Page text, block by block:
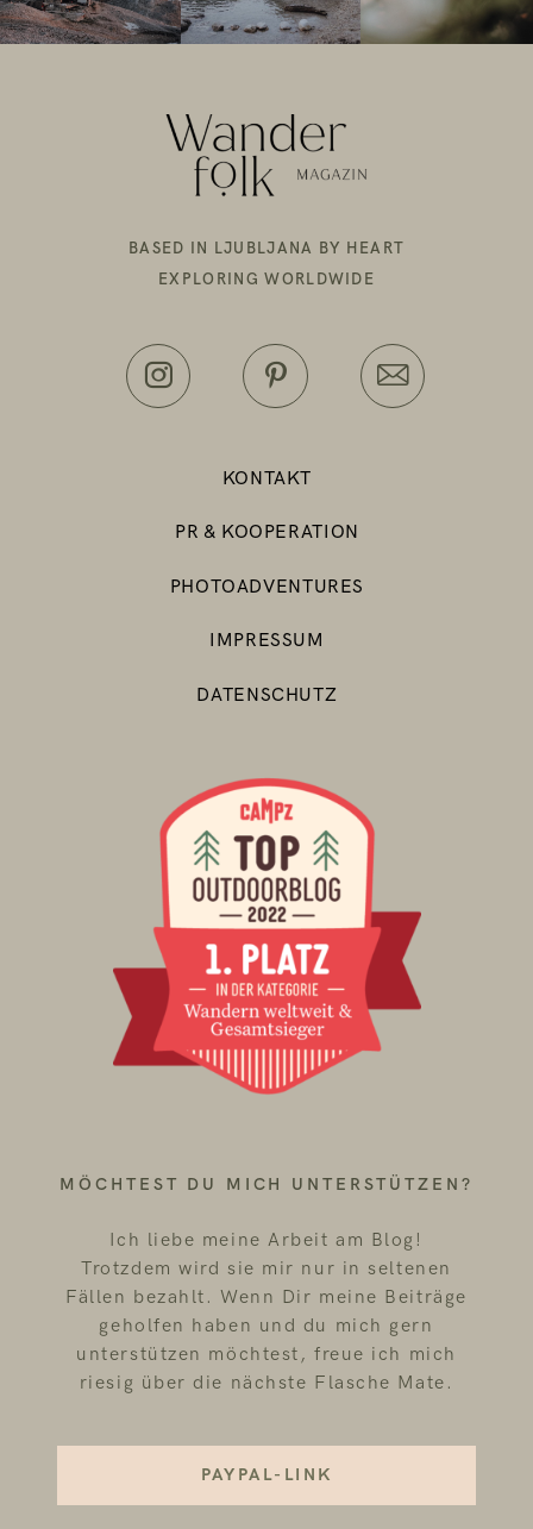
MÖCHTEST DU MICH UNTERSTÜTZEN?
KONTAKT
PR & KOOPERATION
PHOTOADVENTURES
IMPRESSUM
DATENSCHUTZ
Ich liebe meine Arbeit am Blog!
Trotzdem wird sie mir nur in seltenen
Fällen bezahlt. Wenn Dir meine Beiträge
geholfen haben und du mich gern
unterstützen möchtest, freue ich mich
riesig über die nächste Flasche Mate.
BASED IN LJUBLJANA BY HEART
EXPLORING WORLDWIDE
PAYPAL-LINK